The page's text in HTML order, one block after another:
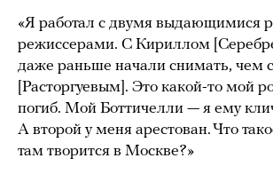
«Я работал с двумя выдающимися
режиссерами. С Кириллом
даже раньше начали снимать, чем
[Расторгуевым]. Это какой-то мой
погиб. Мой Боттичелли — я ему
А второй у меня арестован. Что
там творится в Москве?»